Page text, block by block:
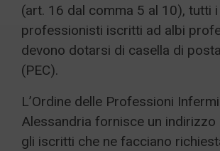
(art. 16 dal comma 5 al 10), tutti i
professionisti iscritti ad albi
devono dotarsi di casella di
(PEC).
L’Ordine delle Professioni
Alessandria fornisce un indirizzo
gli iscritti che ne facciano